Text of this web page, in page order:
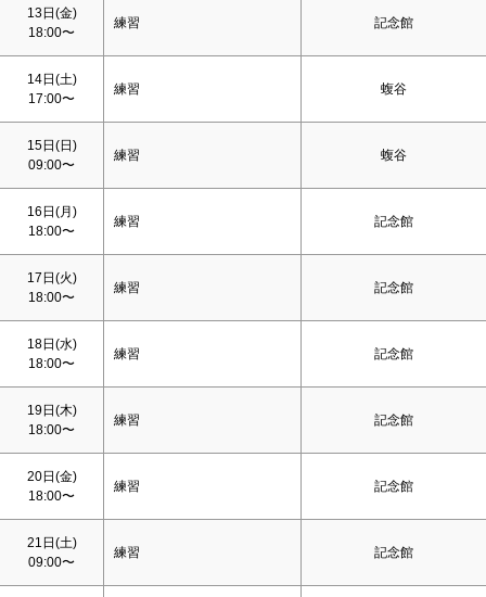
13日(金)
18:00〜
練習 記念館
14日(土)
17:00〜
練習 蝮谷
15日(日)
09:00〜
練習 蝮谷
16日(月)
18:00〜
練習 記念館
17日(火)
18:00〜
練習 記念館
18日(水)
18:00〜
練習 記念館
19日(木)
18:00〜
練習 記念館
20日(金)
18:00〜
練習 記念館
21日(土)
09:00〜
練習 記念館